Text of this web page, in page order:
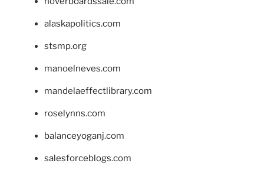
alaskapolitics.com
stsmp.org
manoelneves.com
mandelaeffectlibrary.com
roselynns.com
balanceyoganj.com
salesforceblogs.com